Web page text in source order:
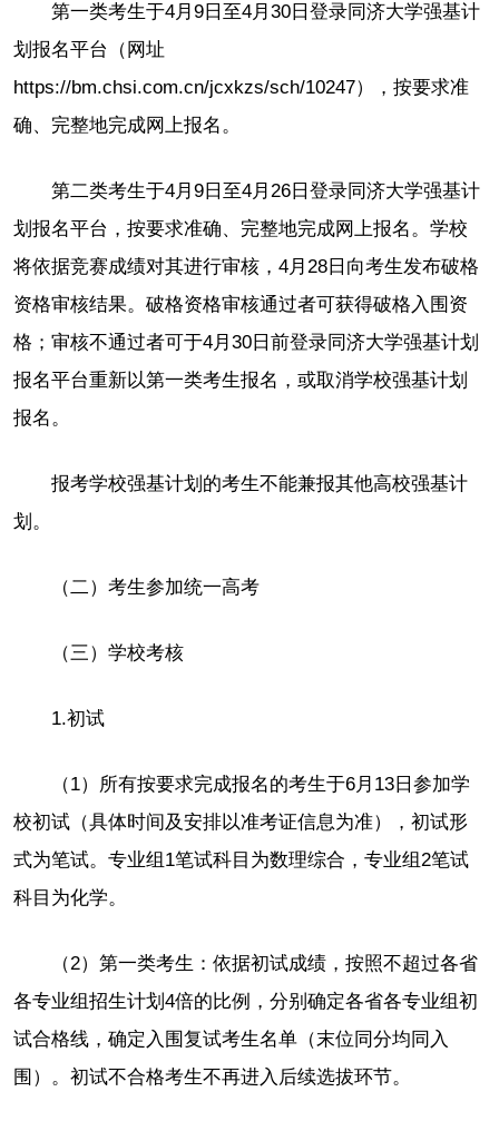
第一类考生于4月9日至4月30日登录同济大学强基计
划报名平台（网址
https://bm.chsi.com.cn/jcxkzs/sch/10247），按要求准
确、完整地完成网上报名。
第二类考生于4月9日至4月26日登录同济大学强基计
划报名平台，按要求准确、完整地完成网上报名。学校
将依据竞赛成绩对其进行审核，4月28日向考生发布破格
资格审核结果。破格资格审核通过者可获得破格入围资
格；审核不通过者可于4月30日前登录同济大学强基计划
报名平台重新以第一类考生报名，或取消学校强基计划
报名。
报考学校强基计划的考生不能兼报其他高校强基计
划。
（二）考生参加统一高考
（三）学校考核
1.初试
（1）所有按要求完成报名的考生于6月13日参加学
校初试（具体时间及安排以准考证信息为准），初试形
式为笔试。专业组1笔试科目为数理综合，专业组2笔试
科目为化学。
（2）第一类考生：依据初试成绩，按照不超过各省
各专业组招生计划4倍的比例，分别确定各省各专业组初
试合格线，确定入围复试考生名单（末位同分均同入
围）。初试不合格考生不再进入后续选拔环节。